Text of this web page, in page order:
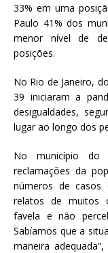
33% em uma
Paulo 41% dos
menor nível de
posições.
No Rio de Janeiro,
39 iniciaram a
desigualdades,
lugar ao longo dos
No município do
reclamações da
números de casos
relatos de muitos
favela e não
Sabíamos que a
maneira